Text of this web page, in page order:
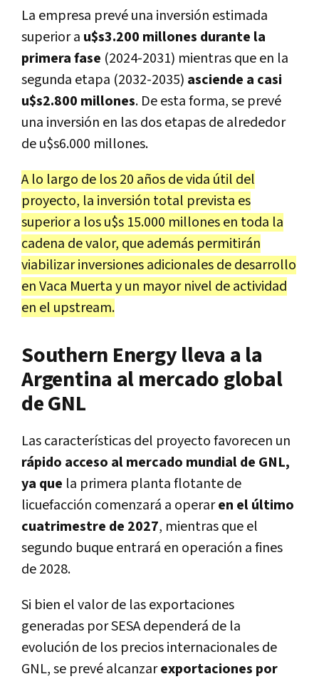
La empresa prevé una inversión estimada
superior a u$s3.200 millones durante la
primera fase (2024-2031) mientras que en la
segunda etapa (2032-2035) asciende a casi
u$s2.800 millones. De esta forma, se prevé
una inversión en las dos etapas de alrededor
de u$s6.000 millones.
A lo largo de los 20 años de vida útil del
proyecto, la inversión total prevista es
superior a los u$s 15.000 millones en toda la
cadena de valor, que además permitirán
viabilizar inversiones adicionales de desarrollo
en Vaca Muerta y un mayor nivel de actividad
en el upstream.
Southern Energy lleva a la
Argentina al mercado global
de GNL
Las características del proyecto favorecen un
rápido acceso al mercado mundial de GNL,
ya que la primera planta flotante de
licuefacción comenzará a operaren el último
cuatrimestre de 2027, mientras que el
segundo buque entrará en operación a fines
de 2028.
Si bien el valor de las exportaciones
generadas por SESA dependerá de la
evolución de los precios internacionales de
GNL, se prevé alcanzarexportaciones por